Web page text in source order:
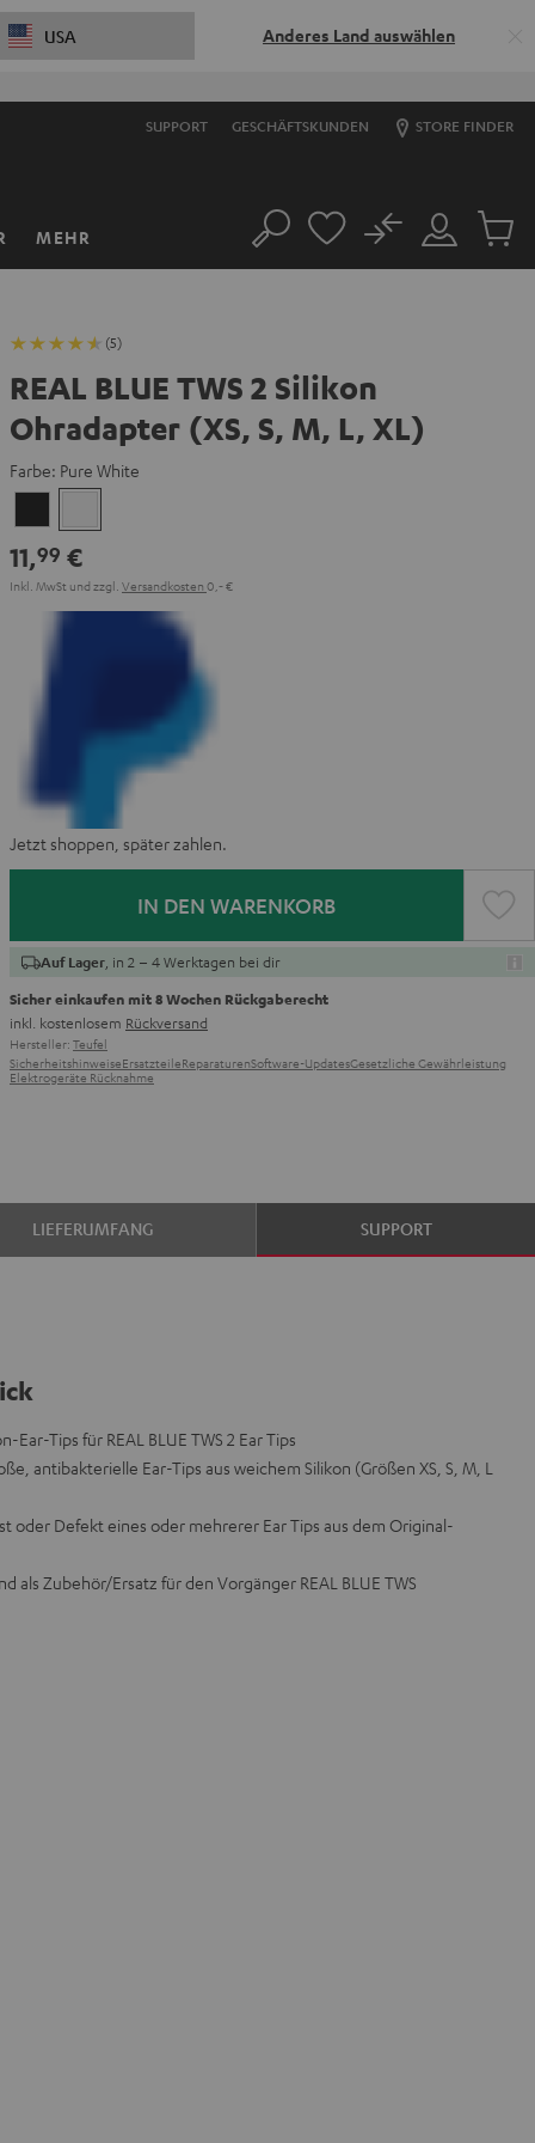
USA Anderes Land auswählen
SUPPORT GESCHÄFTSKUNDEN STORE FINDER
MEHR Suche
Mein
Konto
No
Artikel
(5)
REAL BLUE TWS 2 Silikon
Ohradapter (XS, S, M, L, XL)
Farbe: Pure White
Black White
11,99 €
Inkl. MwSt und zzgl. Versandkosten 0,‐ €
Jetzt shoppen, später zahlen.
IN DEN WARENKORB
Auf Lager , in 2 – 4 Werktagen bei dir
Sicher einkaufen mit 8 Wochen Rückgaberecht
inkl. kostenlosem Rückversand
Hersteller: Teufel
SicherheitshinweiseErsatzteileReparaturenSoftware-UpdatesGesetzliche Gewährleistung
Elektrogeräte Rücknahme
LIEFERUMFANG SUPPORT
Tips für REAL BLUE TWS 2 Ear Tips
antibakterielle Ear-Tips aus weichem Silikon (Größen XS, S, M, L
oder Defekt eines oder mehrerer Ear Tips aus dem Original-
als Zubehör/Ersatz für den Vorgänger REAL BLUE TWS